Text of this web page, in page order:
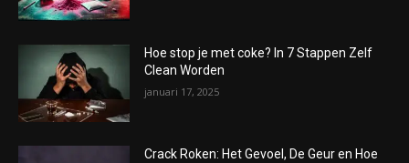
Hoe stop je met coke? In 7 Stappen Zelf
Clean Worden
januari 17, 2025
Crack Roken: Het Gevoel, De Geur en Hoe